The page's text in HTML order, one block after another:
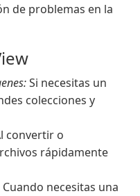
de problemas en la
Si necesitas un
colecciones y
convertir o
rápidamente
Cuando necesitas una